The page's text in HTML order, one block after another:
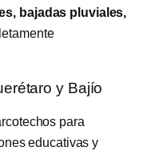
bajadas pluviales,
y Bajío
para
educativas y